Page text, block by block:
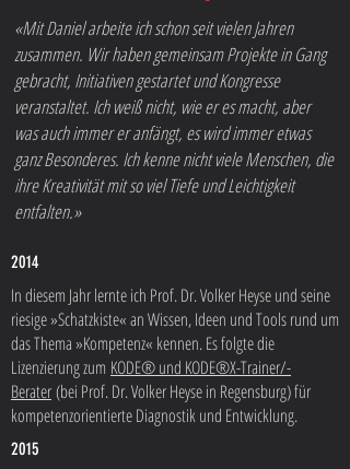
«Mit Daniel arbeite ich schon seit vielen Jahren
zusammen. Wir haben gemeinsam Projekte in Gang
gebracht, Initiativen gestartet und Kongresse
veranstaltet. Ich weiß nicht, wie er es macht, aber
was auch immer er anfängt, es wird immer etwas
ganz Besonderes. Ich kenne nicht viele Menschen, die
ihre Kreativität mit so viel Tiefe und Leichtigkeit
entfalten.»
2014
In diesem Jahr lernte ich Prof. Dr. Volker Heyse und seine
riesige »Schatzkiste« an Wissen, Ideen und Tools rund um
das Thema »Kompetenz« kennen. Es folgte die
Lizenzierung zum KODE® und KODE®X-Trainer/-
Berater(bei Prof. Dr. Volker Heyse in Regensburg) für
kompetenzorientierte Diagnostik und Entwicklung.
2015